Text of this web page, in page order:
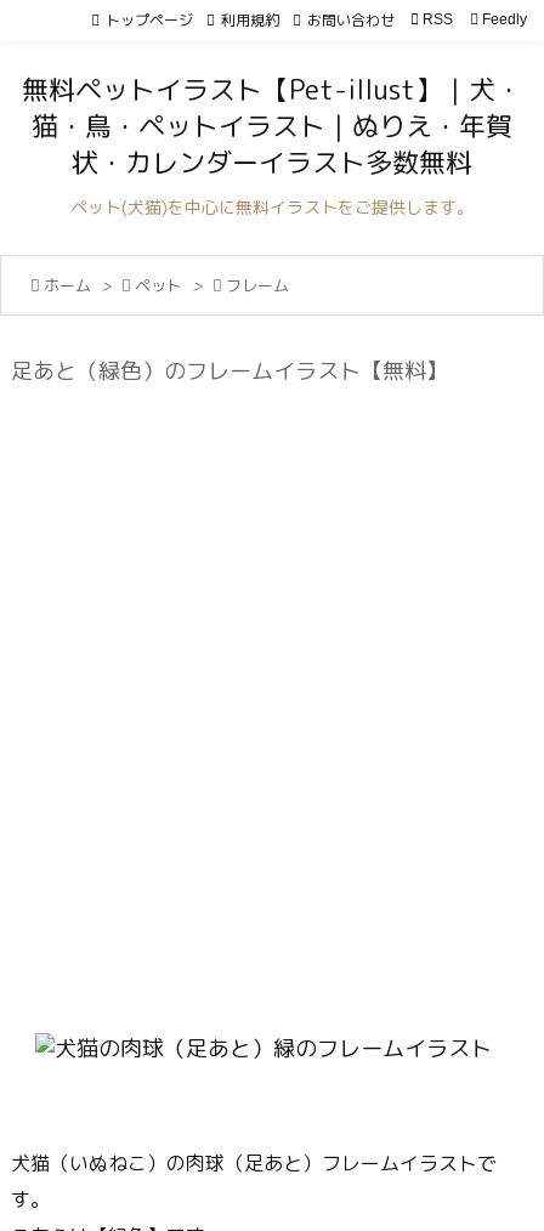


サイド

トップページ 利用規約 お問い合わせ  RSS Feedly
無料ペットイラスト【Pet-illust】｜犬・
猫・鳥・ペットイラスト｜ぬりえ・年賀
状・カレンダーイラスト多数無料
ペット(犬猫)を中心に無料イラストをご提供します。
 ホーム >  ペット >  フレーム
足あと（緑色）のフレームイラスト【無料】
犬猫（いぬねこ）の肉球（足あと）フレームイラストで
す。